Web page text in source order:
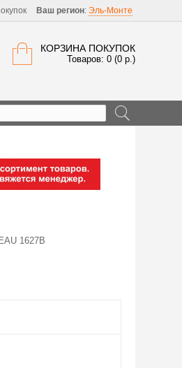
Ваш регион: Эль-Монте
КОРЗИНА ПОКУПОК
Товаров: 0 (0 р.)
1627В